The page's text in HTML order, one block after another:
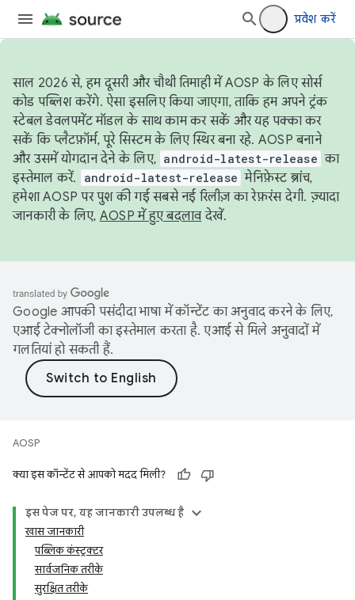
प्रवेश करें
साल 2026 से, हम दूसरी और चौथी तिमाही में AOSP के लिए सोर्स
कोड पब्लिश करेंगे. ऐसा इसलिए किया जाएगा, ताकि हम अपने ट्रंक
स्टेबल डेवलपमेंट मॉडल के साथ काम कर सकें और यह पक्का कर
सकें कि प्लैटफ़ॉर्म, पूरे सिस्टम के लिए स्थिर बना रहे. AOSP बनाने
और उसमें योगदान देने के लिए, android-latest-release का
इस्तेमाल करें.
android-latest-release मेनिफ़ेस्ट ब्रांच,
हमेशा AOSP पर पुश की गई सबसे नई रिलीज़ का रेफ़रंस देगी. ज़्यादा
जानकारी के लिए, AOSP में हुए बदलावदेखें.
Google आपकी पसंदीदा भाषा में कॉन्टेंट का अनुवाद करने के लिए,
एआई टेक्नोलॉजी का इस्तेमाल करता है. एआई से मिले अनुवादों में
गलतियां हो सकती हैं.
AOSP
क्या इस कॉन्टेंट से आपको मदद मिली?
इस पेज पर, यह जानकारी उपलब्ध है
खास जानकारी
पब्लिक कंस्ट्रक्टर
सार्वजनिक तरीके
सुरक्षित तरीके